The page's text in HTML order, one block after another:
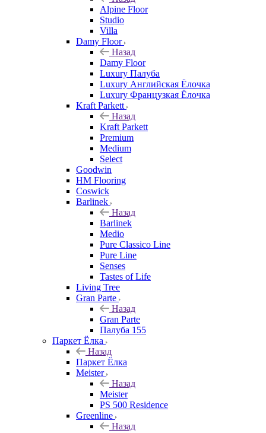
Alpine Floor
Studio
Villa
Damy Floor
Назад
Damy Floor
Luxury Палуба
Luxury Английская Ёлочка
Luxury Французкая Ёлочка
Kraft Parkett
Назад
Kraft Parkett
Premium
Medium
Select
Goodwin
HM Flooring
Coswick
Barlinek
Назад
Barlinek
Medio
Pure Classico Line
Pure Line
Senses
Tastes of Life
Living Tree
Gran Parte
Назад
Gran Parte
Палуба 155
Паркет Ёлка
Назад
Паркет Ёлка
Meister
Назад
Meister
PS 500 Residence
Greenline
Назад